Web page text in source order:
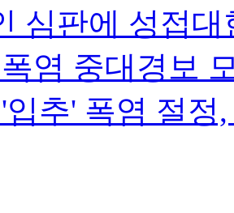
심판에 성접대
염 중대경보
추' 폭염 절정,